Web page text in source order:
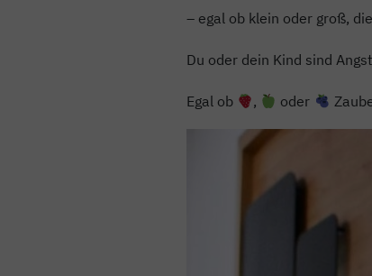
– egal ob klein oder groß,
Du oder dein Kind sind
Egal ob , oder